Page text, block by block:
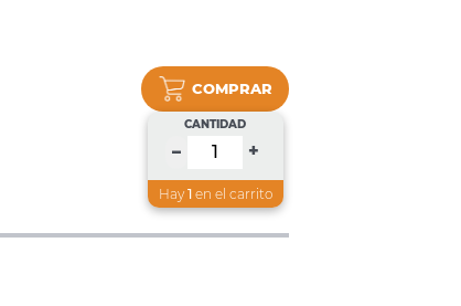
COMPRAR
CANTIDAD
– +
Hay 1en el carrito